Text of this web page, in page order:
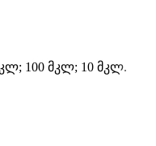
100 მკლ; 10 მკლ.